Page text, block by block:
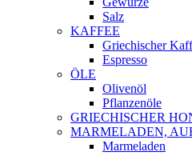
Salz
KAFFEE
Griechischer
Espresso
ÖLE
Olivenöl
Pflanzenöle
GRIECHISCHER
MARMELADEN,
Marmeladen